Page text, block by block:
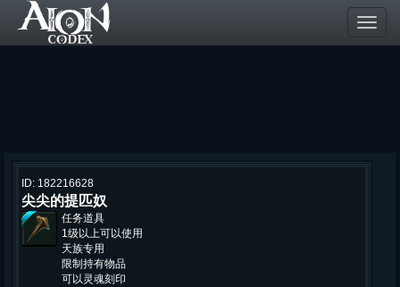
ID: 182216628
尖尖的提匹奴
任务道具
1级以上可以使用
天族专用
限制持有物品
可以灵魂刻印